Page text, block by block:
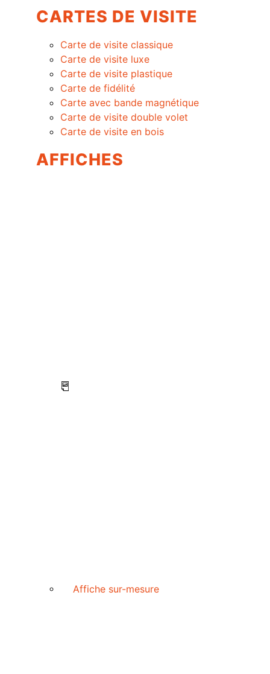
CARTES DE VISITE
Carte de visite classique
Carte de visite luxe
Carte de visite plastique
Carte de fidélité
Carte avec bande magnétique
Carte de visite double volet
Carte de visite en bois
AFFICHES
Affiche sur-mesure